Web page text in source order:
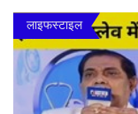
लाइफस्टाइल